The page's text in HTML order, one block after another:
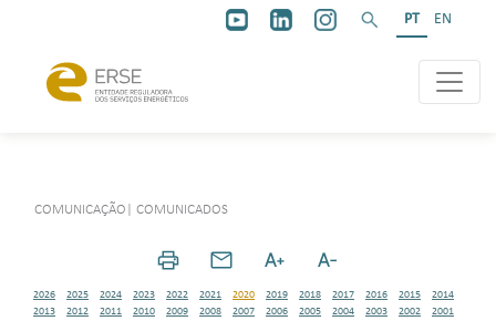
PT EN
COMUNICAÇÃO COMUNICADOS
2026 2025 2024 2023 2022 2021 2020 2019 2018 2017 2016 2015
2014
2013
2012 2011 2010 2009 2008 2007 2006 2005 2004 2003 2002
2001